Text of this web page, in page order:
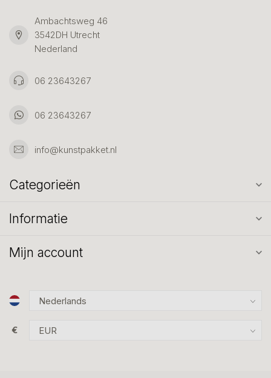
Ambachtsweg 46
3542DH Utrecht
Nederland
06 23643267
06 23643267
info@kunstpakket.nl
Categorieën
Informatie
Mijn account
€